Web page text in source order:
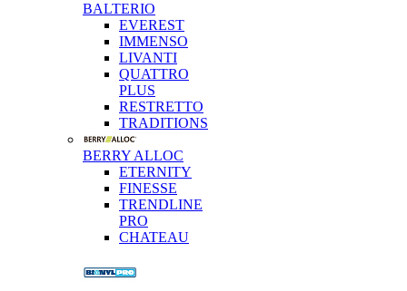
BALTERIO
EVEREST
IMMENSO
LIVANTI
QUATTRO
PLUS
RESTRETTO
TRADITIONS
BERRY ALLOC
ETERNITY
FINESSE
TRENDLINE
PRO
CHATEAU